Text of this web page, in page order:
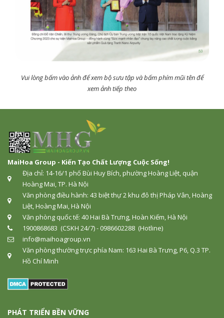
Vui lòng bấm vào ảnh để xem bộ sưu tập và bấm phím mũi tên để
xem ảnh tiếp theo
MaiHoa Group - Kiến Tạo Chất Lượng Cuộc Sống!
Địa chỉ: 14-16/1 phố Bùi Huy Bích, phường Hoàng Liệt, quận
Hoàng Mai, TP. Hà Nội
Văn phòng điều hành: 43 biệt thự 2 khu đô thị Pháp Vân, Hoàng
Liệt, Hoàng Mai, Hà Nội
Văn phòng quốc tế: 40 Hai Bà Trưng, Hoàn Kiếm, Hà Nội
1900868683 (CSKH 24/7) - 0986602288 (Hotline)
info@maihoagroup.vn
Văn phòng thường trực phía Nam: 163 Hai Bà Trưng, P6, Q.3 TP.
Hồ Chí Minh
PHÁT TRIỂN BỀN VỮNG